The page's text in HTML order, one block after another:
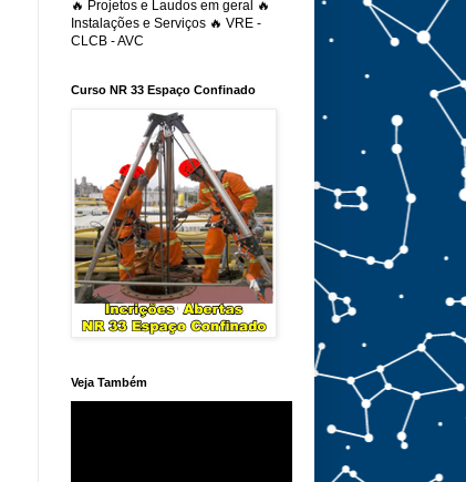
🔥 Projetos e Laudos em geral 🔥
Instalações e Serviços 🔥 VRE -
CLCB - AVC
Curso NR 33 Espaço Confinado
Veja Também